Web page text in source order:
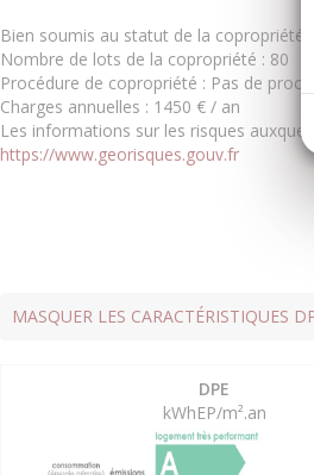
Bien soumis au statut de la copropriété
Nombre de lots de la copropriété : 80
Procédure de copropriété : Pas de
Charges annuelles : 1450 € / an
Les informations sur les risques
https://www.georisques.gouv.fr
MASQUER LES CARACTÉRISTIQUES
DPE
kWhEP/m².an